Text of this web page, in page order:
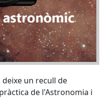
un recull de
de l'Astronomia i